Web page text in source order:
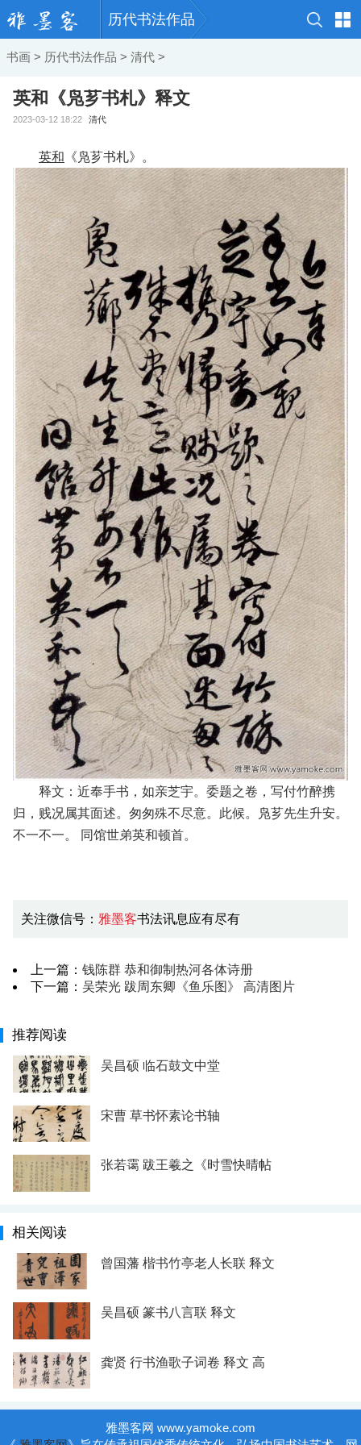
历代书法作品
书画 > 历代书法作品 > 清代 >
英和《凫芗书札》释文
2023-03-12 18:22 清代
英和 《凫芗书札》。
释文：近奉手书，如亲芝宇。委题之卷，写付竹醉携
归，贱况属其面述。匆匆殊不尽意。此候。凫芗先生升安。
不一不一。 同馆世弟英和顿首。
关注微信号： 雅墨客书法讯息应有尽有
上一篇： 钱陈群 恭和御制热河各体诗册
下一篇： 吴荣光 跋周东卿《鱼乐图》 高清图片
推荐阅读
吴昌硕 临石鼓文中堂
宋曹 草书怀素论书轴
张若霭 跋王羲之《时雪快晴帖
相关阅读
曾国藩 楷书竹亭老人长联 释文
吴昌硕 篆书八言联 释文
龚贤 行书渔歌子词卷 释文 高
雅墨客网 www.yamoke.com